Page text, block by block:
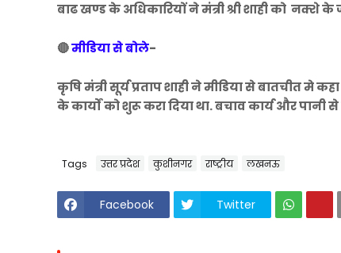
बाढ खण्ड के अधिकारियों ने मंत्री श्री शाही को नक्शे के
🔴मीडिया से बोले-
कृषि मंत्री सूर्य प्रताप शाही ने मीडिया से बातचीत मे
के कार्यों को शुरू करा दिया था. बचाव कार्य और पानी
Tags उत्तर प्रदेश कुशीनगर राष्ट्रीय लखनऊ
Facebook Twitter